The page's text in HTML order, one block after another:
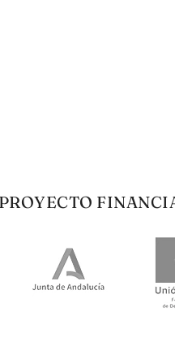
Fuentes Calvo
PROYECTO